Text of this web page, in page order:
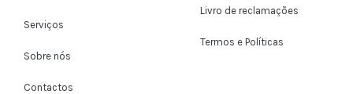
Serviços
Sobre nós
Contactos
Livro de reclamações
Termos e Políticas